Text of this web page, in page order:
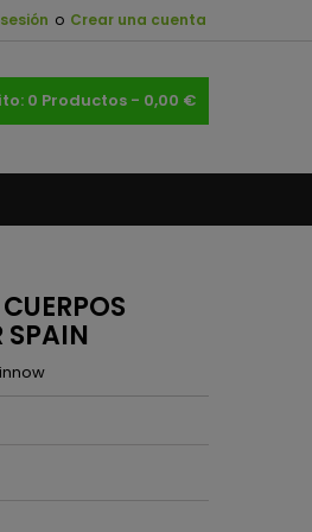
o Crear una cuenta
0 Productos - 0,00 €
SPAIN